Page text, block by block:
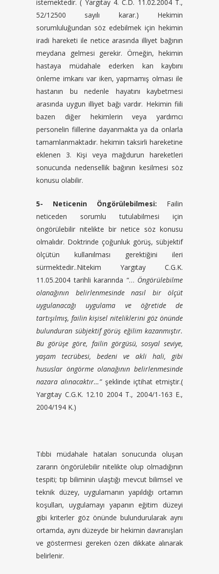
istemektedir. ( Yargıtay 4. C.D. 11.02.2004 T.,
52/12500 sayılı karar.) Hekimin
sorumluluğundan söz edebilmek için hekimin
iradi hareketi ile netice arasında illiyet bağının
meydana gelmesi gerekir. Örneğin, hekimin
hastaya müdahale ederken kan kaybını
önleme imkanı var iken, yapmamış olması ile
hastanın bu nedenle hayatını kaybetmesi
arasında uygun illiyet bağı vardır. Hekimin fiili
bazen diğer hekimlerin veya yardımcı
personelin fiillerine dayanmakta ya da onlarla
tamamlanmaktadır. hekimin taksirli hareketine
eklenen 3. Kişi veya mağdurun hareketleri
sonucunda nedensellik bağının kesilmesi söz
konusu olabilir.
5- Neticenin Öngörülebilmesi: Failin
neticeden sorumlu tutulabilmesi için
öngörülebilir nitelikte bir netice söz konusu
olmalıdır. Doktrinde çoğunluk görüş, sübjektif
ölçütün kullanılması gerektiğini ileri
sürmektedir..Nitekim Yargıtay C.G.K.
11.05.2004 tarihli kararında “… Öngörülebilme
olanağının belirlenmesinde nasıl bir ölçüt
uygulanacağı uygulama ve öğretide de
tartışılmış, failin kişisel niteliklerini göz önünde
bulunduran sübjektif görüş eğilim kazanmıştır.
Bu görüşe göre, failin görgüsü, sosyal seviye,
yaşam tecrübesi, bedeni ve akli hali, gibi
hususlar öngörme olanağının belirlenmesinde
nazara alınacaktır…” şeklinde içtihat etmiştir.(
Yargıtay C.G.K. 12.10 2004 T., 2004/1-163 E.,
2004/194 K.)
Tıbbi müdahale hataları sonucunda oluşan
zararın öngörülebilir nitelikte olup olmadığının
tespiti; tıp biliminin ulaştığı mevcut bilimsel ve
teknik düzey, uygulamanın yapıldığı ortamın
koşulları, uygulamayı yapanın eğitim düzeyi
gibi kriterler göz önünde bulundurularak aynı
ortamda, aynı düzeyde bir hekimin davranışları
ve göstermesi gereken özen dikkate alınarak
belirlenir.